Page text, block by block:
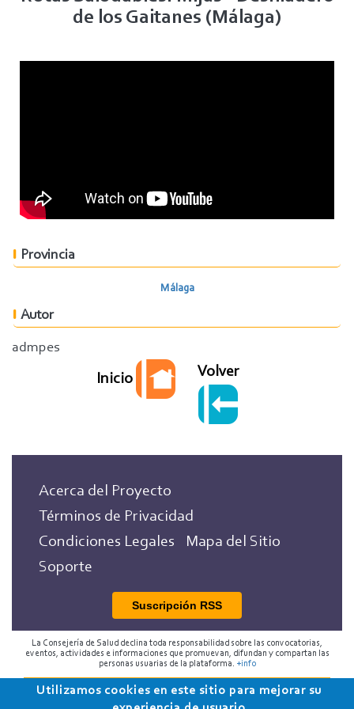
de los Gaitanes (Málaga)
Provincia
Málaga
Autor
admpes
Inicio Volver
Acerca del Proyecto
Términos de Privacidad
Condiciones Legales
Mapa del Sitio
Soporte
Suscripción RSS
La Consejería de Salud declina toda responsabilidad sobre las convocatorias,
eventos, actividades e informaciones que promuevan, difundan y compartan las
personas usuarias de la plataforma. +info
2018 Programa de Envejecimiento Saludable de la
Utilizamos cookies en este sitio para mejorar su